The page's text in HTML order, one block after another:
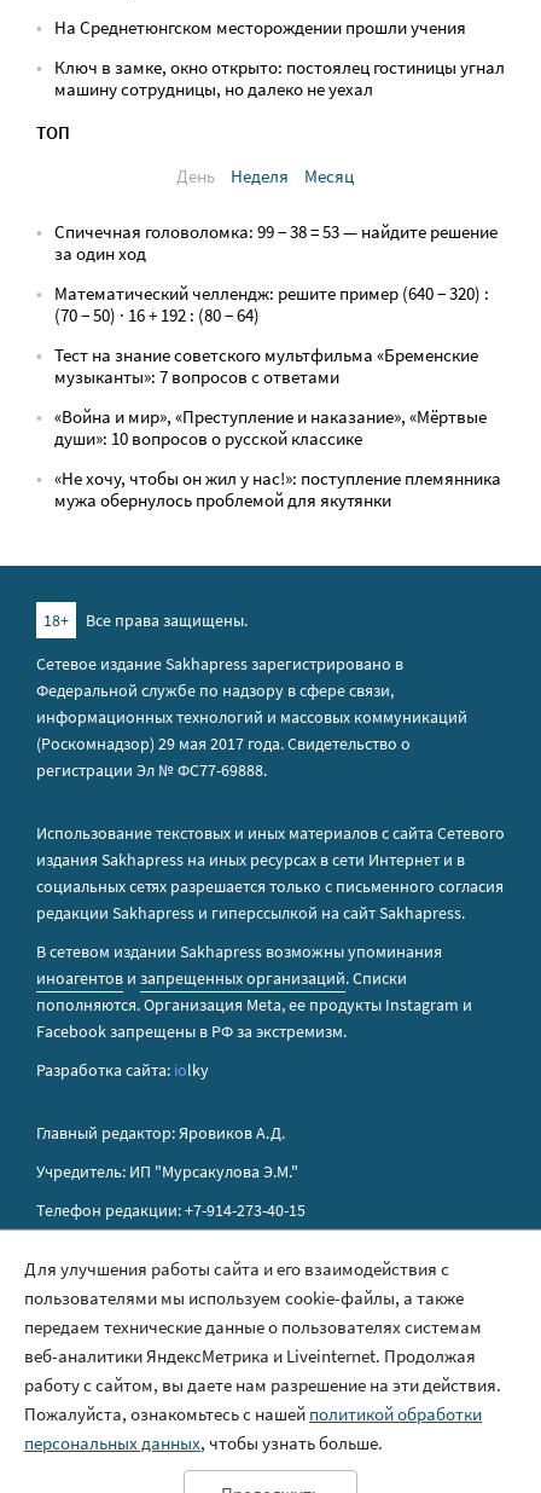
На Среднетюнгском месторождении прошли учения
Ключ в замке, окно открыто: постоялец гостиницы угнал
машину сотрудницы, но далеко не уехал
ТОП
День
Неделя Месяц
Спичечная головоломка: 99 − 38 = 53 — найдите решение
за один ход
Математический челлендж: решите пример (640 − 320) :
(70 − 50) · 16 + 192 : (80 − 64)
Тест на знание советского мультфильма «Бременские
музыканты»: 7 вопросов с ответами
«Война и мир», «Преступление и наказание», «Мёртвые
души»: 10 вопросов о русской классике
«Не хочу, чтобы он жил у нас!»: поступление племянника
мужа обернулось проблемой для якутянки
18+
Все права защищены.
Сетевое издание Sakhapress зарегистрировано в
Федеральной службе по надзору в сфере связи,
информационных технологий и массовых коммуникаций
(Роскомнадзор) 29 мая 2017 года. Свидетельство о
регистрации Эл № ФС77-69888.
Использование текстовых и иных материалов с сайта Сетевого
издания Sakhapress на иных ресурсах в сети Интернет и в
социальных сетях разрешается только с письменного согласия
редакции Sakhapress и гиперссылкой на сайт Sakhapress.
В сетевом издании Sakhapress возможны упоминания
иноагентов и запрещенных организаций. Списки
пополняются. Организация Metа, ее продукты Instagram и
Facebook запрещены в РФ за экстремизм.
Разработка сайта: iolky
Главный редактор: Яровиков А.Д.
Учредитель: ИП "Мурсакулова Э.М."
Телефон редакции: +7-914-273-40-15
Правила сайта
Политика обработки персональных данных
Размещение рекламы
Контакты
Для улучшения работы сайта и его взаимодействия с
пользователями мы используем cookie-файлы, а также
передаем технические данные о пользователях системам
веб-аналитики ЯндексМетрика и Liveinternet. Продолжая
работу с сайтом, вы даете нам разрешение на эти действия.
Пожалуйста, ознакомьтесь с нашей политикой обработки
персональных данных, чтобы узнать больше.